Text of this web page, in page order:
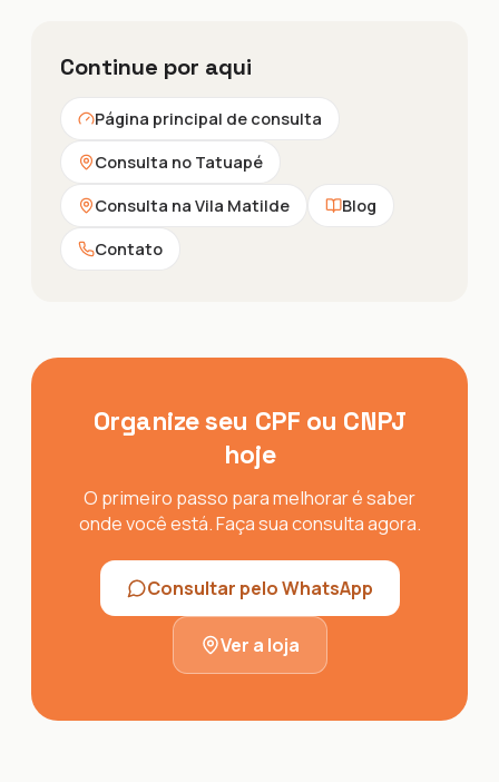
Continue por aqui
Página principal de consulta
Consulta no Tatuapé
Consulta na Vila Matilde Blog
Contato
Organize seu CPF ou CNPJ
hoje
O primeiro passo para melhorar é saber
onde você está. Faça sua consulta agora.
Consultar pelo WhatsApp
Ver a loja